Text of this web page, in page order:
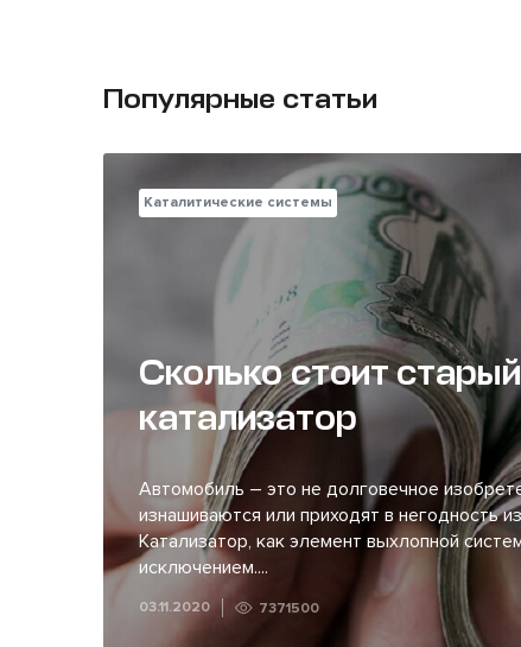
Популярные статьи
Каталитические системы
Сколько стоит старый
катализатор
Автомобиль – это не долговечное
изнашиваются или приходят в негодность
Катализатор, как элемент выхлопной
исключением....
03.11.2020 7371500